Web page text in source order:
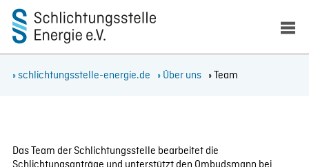
» schlichtungsstelle-energie.de » Über uns » Team
Das Team der Schlichtungsstelle bearbeitet die